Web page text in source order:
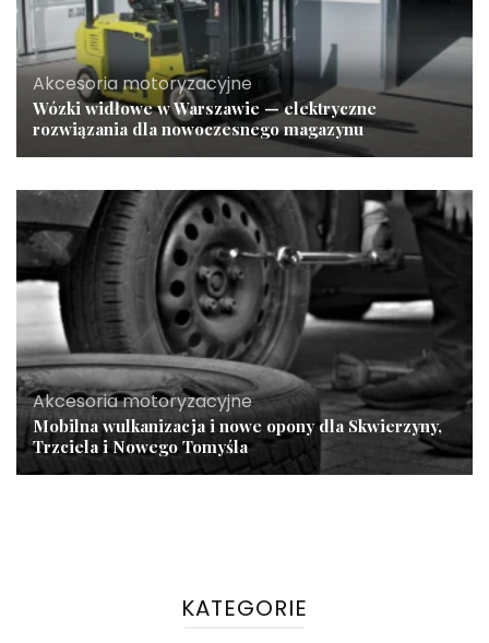
Akcesoria motoryzacyjne
Wózki widłowe w Warszawie — elektryczne
rozwiązania dla nowoczesnego magazynu
Akcesoria motoryzacyjne
Mobilna wulkanizacja i nowe opony dla Skwierzyny,
Trzciela i Nowego Tomyśla
KATEGORIE